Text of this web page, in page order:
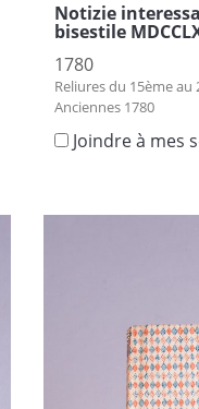
Notizie
bisestile
1780
Reliures du 15ème au
Anciennes 1780
Joindre à mes